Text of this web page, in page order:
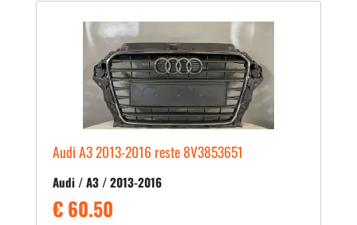
Audi A3 2013-2016 reste 8V3853651
Audi / A3 / 2013-2016
€ 60.50